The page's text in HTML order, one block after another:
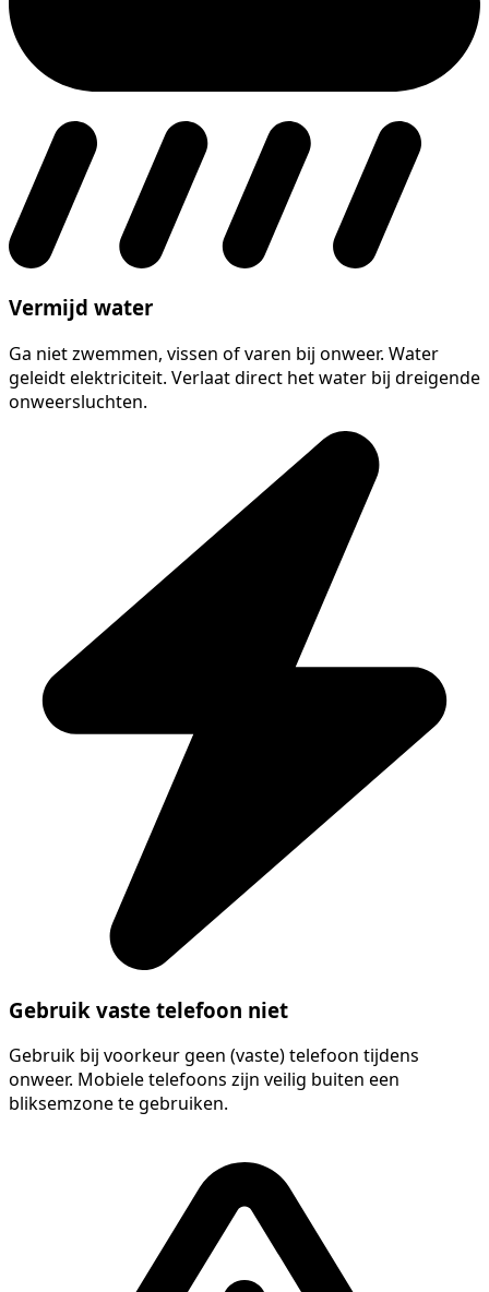
Vermijd water
Ga niet zwemmen, vissen of varen bij onweer. Water
geleidt elektriciteit. Verlaat direct het water bij dreigende
onweersluchten.
Gebruik vaste telefoon niet
Gebruik bij voorkeur geen (vaste) telefoon tijdens
onweer. Mobiele telefoons zijn veilig buiten een
bliksemzone te gebruiken.